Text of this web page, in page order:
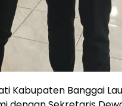
Kabupaten Banggai